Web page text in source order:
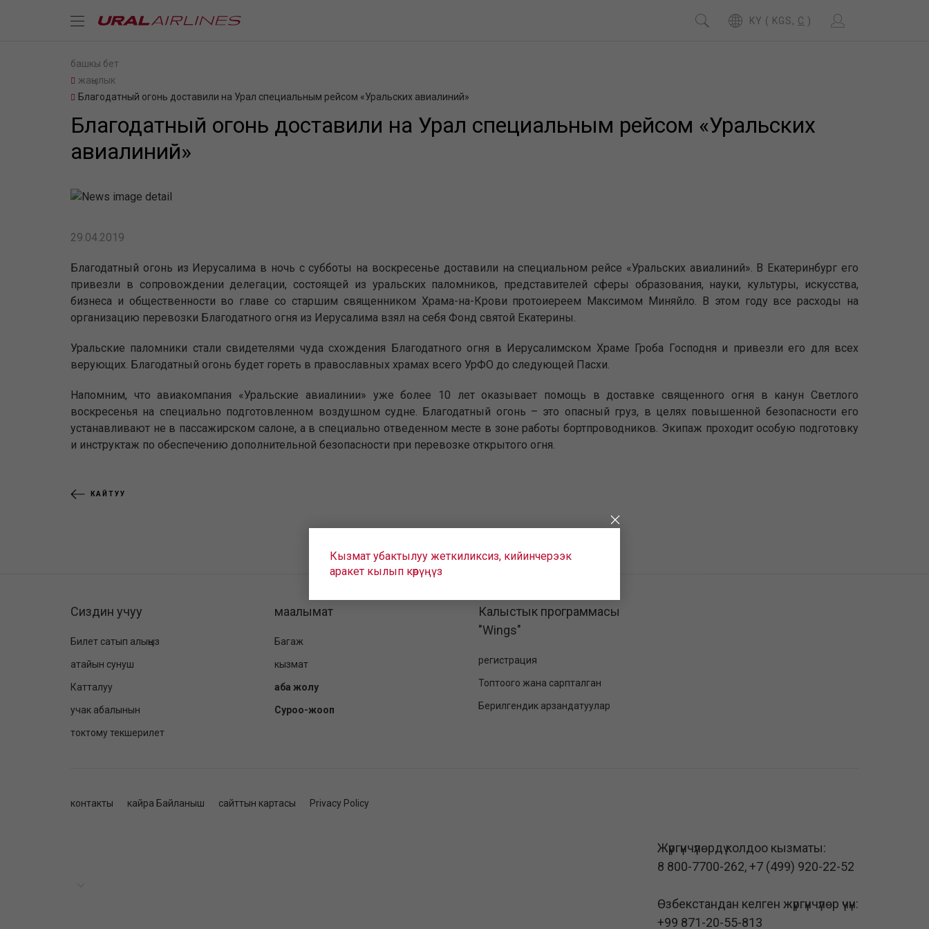
KY ( KGS, C )
башкы бет
жаңылык
Благодатный огонь доставили на Урал специальным рейсом «Уральских авиалиний»
Благодатный огонь доставили на Урал специальным рейсом «Уральских
авиалиний»
29.04.2019
Благодатный огонь из Иерусалима в ночь с субботы на воскресенье доставили на специальном рейсе «Уральских авиалиний». В Екатеринбург его
привезли в сопровождении делегации, состоящей из уральских паломников, представителей сферы образования, науки, культуры, искусства,
бизнеса и общественности во главе со старшим священником Храма-на-Крови протоиереем Максимом Миняйло. В этом году все расходы на
организацию перевозки Благодатного огня из Иерусалима взял на себя Фонд святой Екатерины.
Уральские паломники стали свидетелями чуда схождения Благодатного огня в Иерусалимском Храме Гроба Господня и привезли его для всех
верующих. Благодатный огонь будет гореть в православных храмах всего УрФО до следующей Пасхи.
Напомним, что авиакомпания «Уральские авиалинии» уже более 10 лет оказывает помощь в доставке священного огня в канун Светлого
воскресенья на специально подготовленном воздушном судне. Благодатный огонь – это опасный груз, в целях повышенной безопасности его
устанавливают не в пассажирском салоне, а в специально отведенном месте в зоне работы бортпроводников. Экипаж проходит особую подготовку
и инструктаж по обеспечению дополнительной безопасности при перевозке открытого огня.
КАЙТУУ
Кызмат убактылуу жеткиликсиз, кийинчерээк
аракет кылып көрүңүз
Сиздин учуу
Билет сатып алыңыз
атайын сунуш
Катталуу
учак абалынын
токтому текшерилет
маалымат
Багаж
кызмат
аба жолу
Суроо-жооп
Калыстык программасы
"Wings"
регистрация
Топтоого жана сарпталган
Берилгендик арзандатуулар
контакты кайра Байланыш сайттын картасы Privacy Policy
Жүргүнчүлөрдү колдоо кызматы:
8 800-7700-262,+7 (499) 920-22-52
Өзбекстандан келген жүргүнчүлөр үчүн:
+99 871-20-55-813